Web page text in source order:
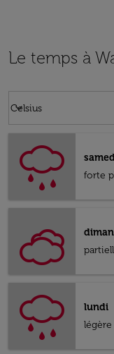
Le temps à
Celsius
keyboard_arrow_down
forte
lundi